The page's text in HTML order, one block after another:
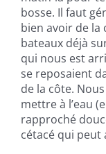
bosse. Il faut
bien avoir de
bateaux déjà
qui nous est
se reposaient
de la côte.
mettre à l’eau
rapproché
cétacé qui peut